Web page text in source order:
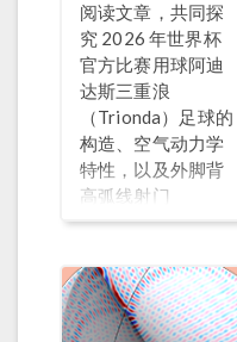
阅读文章，共同探
究 2026 年世界杯
官方比赛用球阿迪
达斯三重浪
（Trionda）足球的
构造、空气动力学
特性，以及外脚背
高弧线射门
（Trivelas）这项独